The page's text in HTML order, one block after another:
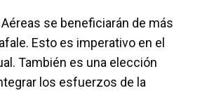
Aéreas se beneficiarán de más
Esto es imperativo en el
También es una elección
los esfuerzos de la